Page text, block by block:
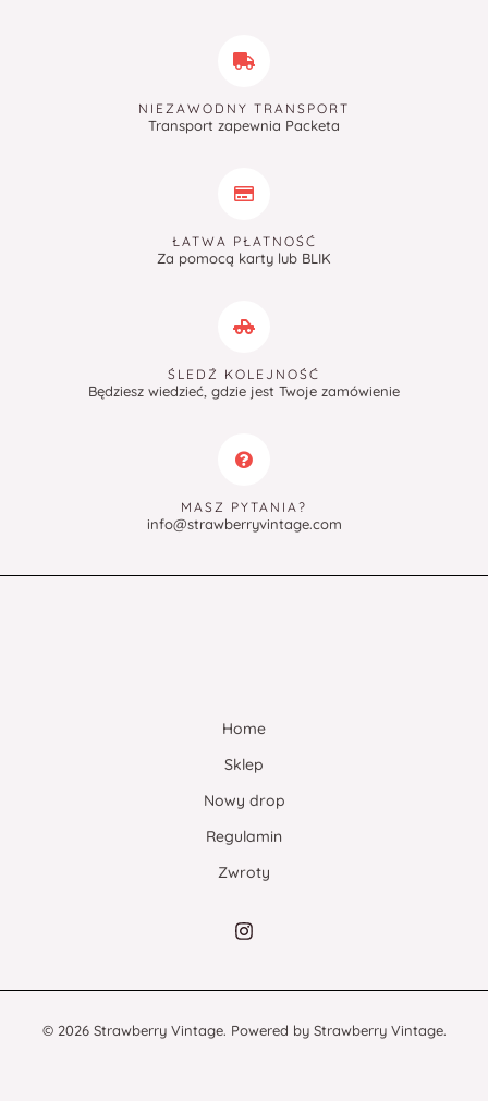
NIEZAWODNY TRANSPORT
Transport zapewnia Packeta
ŁATWA PŁATNOŚĆ
Za pomocą karty lub BLIK
ŚLEDŹ KOLEJNOŚĆ
Będziesz wiedzieć, gdzie jest Twoje zamówienie
MASZ PYTANIA?
info@strawberryvintage.com
Home
Sklep
Nowy drop
Regulamin
Zwroty
© 2026 Strawberry Vintage. Powered by Strawberry Vintage.